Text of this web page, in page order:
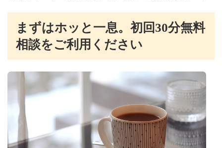
まずはホッと一息。初回30分無料
相談をご利用ください